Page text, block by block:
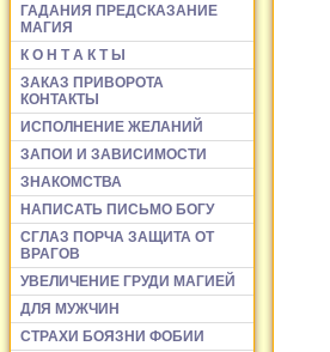
ГАДАНИЯ ПРЕДСКАЗАНИЕ
МАГИЯ
К О Н Т А К Т Ы
ЗАКАЗ ПРИВОРОТА
КОНТАКТЫ
ИСПОЛНЕНИЕ ЖЕЛАНИЙ
ЗАПОИ И ЗАВИСИМОСТИ
ЗНАКОМСТВА
НАПИСАТЬ ПИСЬМО БОГУ
СГЛАЗ ПОРЧА ЗАЩИТА ОТ
ВРАГОВ
УВЕЛИЧЕНИЕ ГРУДИ МАГИЕЙ
ДЛЯ МУЖЧИН
СТРАХИ БОЯЗНИ ФОБИИ